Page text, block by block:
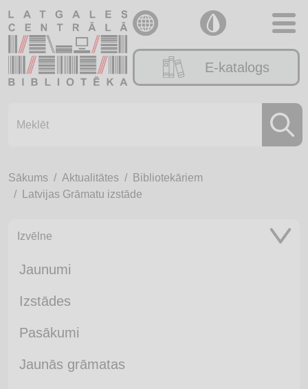
E-katalogs
Sākums Aktualitātes
Bibliotekāriem
Latvijas Grāmatu izstāde
Izvēlne
Jaunumi
Izstādes
Pasākumi
Jaunās grāmatas